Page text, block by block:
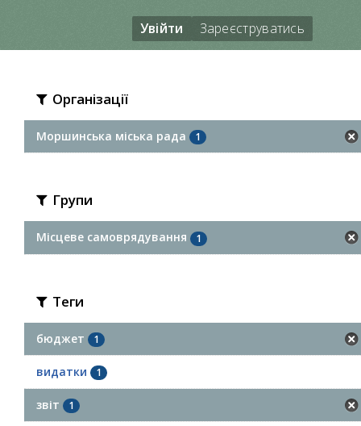
Увійти Зареєструватись
Організації
Моршинська міська рада 1
Групи
Місцеве самоврядування 1
Теги
бюджет 1
видатки 1
звіт 1